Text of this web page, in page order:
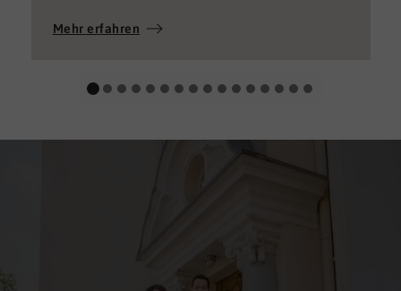
„Job“ machen und von denen, die – aus
Mehr erfahren